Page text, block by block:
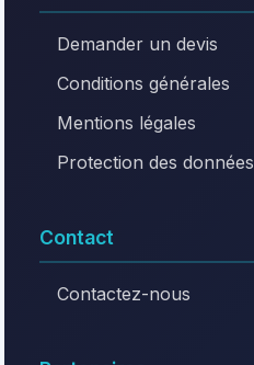
Demander un devis
Conditions générales
Mentions légales
Protection des données
Contact
Contactez-nous